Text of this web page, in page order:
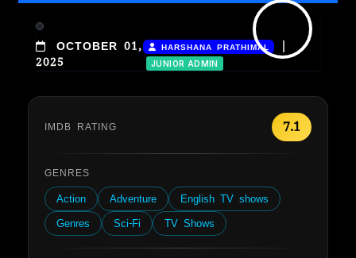
OCTOBER 01,
2025
HARSHANA PRATHIMAL
JUNIOR ADMIN
IMDB RATING 7.1
GENRES
Action Adventure
English TV shows
Genres
Sci-Fi TV Shows